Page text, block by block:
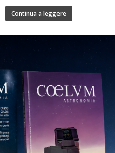
Continua a leggere